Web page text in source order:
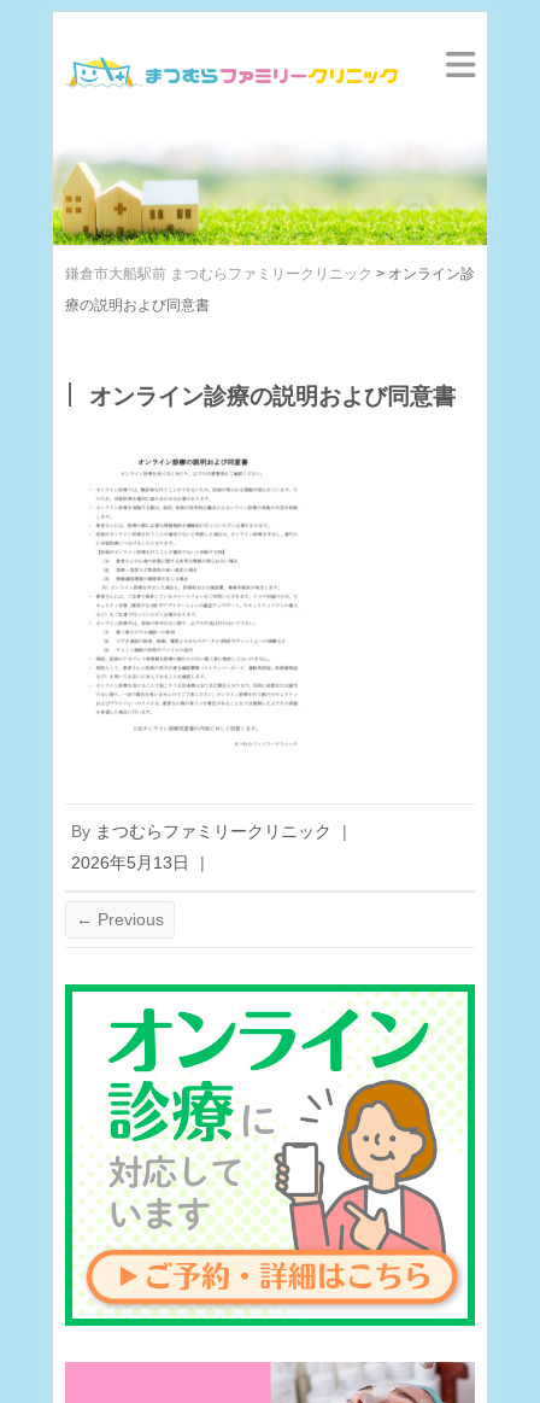
鎌倉市大船駅前 まつむらファミリークリニック > オンライン診
療の説明および同意書
オンライン診療の説明および同意書
By まつむらファミリークリニック
|
2026年5月13日
|
← Previous